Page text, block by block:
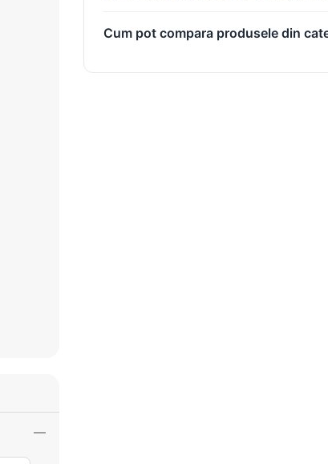
Cum pot compara produsele din